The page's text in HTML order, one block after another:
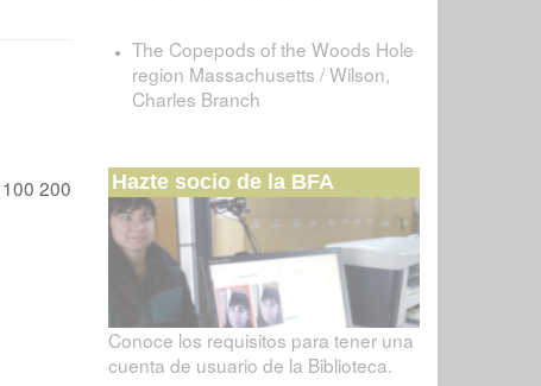
100 200
The Copepods of the Woods Hole
region Massachusetts / Wilson,
Charles Branch
Hazte socio de la BFA
Conoce los requisitos para tener una
cuenta de usuario de la Biblioteca.